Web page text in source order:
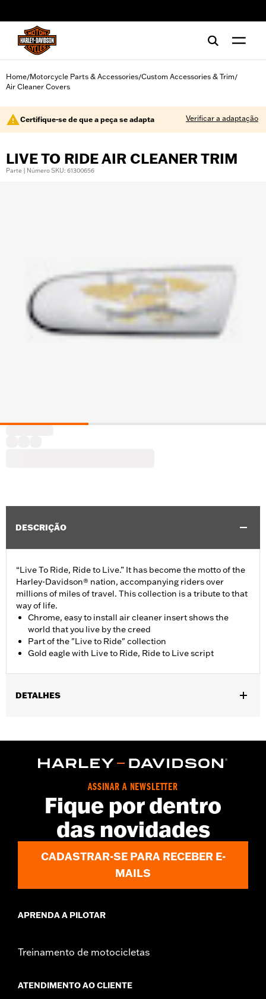
Home/Motorcycle Parts & Accessories/Custom Accessories & Trim/
Air Cleaner Covers
Certifique-se de que a peça se adapta Verificar a adaptação
LIVE TO RIDE AIR CLEANER TRIM
Parte | Número SKU: 61300656
DESCRIÇÃO
“Live To Ride, Ride to Live.” It has become the motto of the
Harley-Davidson® nation, accompanying riders over
millions of miles of travel. This collection is a tribute to that
way of life.
Chrome, easy to install air cleaner insert shows the
world that you live by the creed
Part of the "Live to Ride" collection
Gold eagle with Live to Ride, Ride to Live script
DETALHES
cover. Does not fit CVO models.
Installation Instructions
Live to Ride
Sold In Units: Each
In the Box: Air cleaner trim only
WARRANTY:1 year limited warranty – Go towww.h-
d.com/warrantyfor full details
ASSINAR A NEWSLETTER
Fique por dentro
das novidades
CADASTRAR-SE PARA RECEBER E-
MAILS
APRENDA A PILOTAR
Treinamento de motocicletas
ATENDIMENTO AO CLIENTE